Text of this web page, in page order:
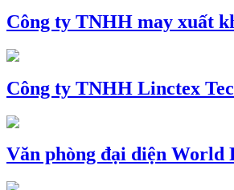
Công ty TNHH may xuất
Công ty TNHH Linctex
Văn phòng đại diện